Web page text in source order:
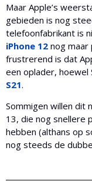
Maar Apple’s
gebieden is nog
telefoonfabrikant is
iPhone 12 nog maar
frustrerend is dat
een oplader,
S21.
Sommigen willen dit
13, die nog snellere
hebben (althans op
nog steeds de